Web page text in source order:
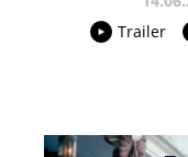
Trailer